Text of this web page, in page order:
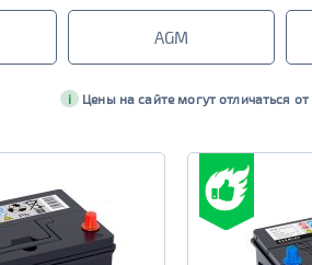
AGM
i Цены на сайте могут отличаться